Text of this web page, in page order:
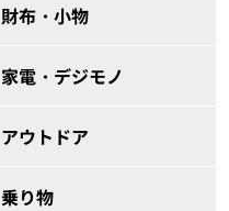
財布・小物
家電・デジモノ
アウトドア
乗り物